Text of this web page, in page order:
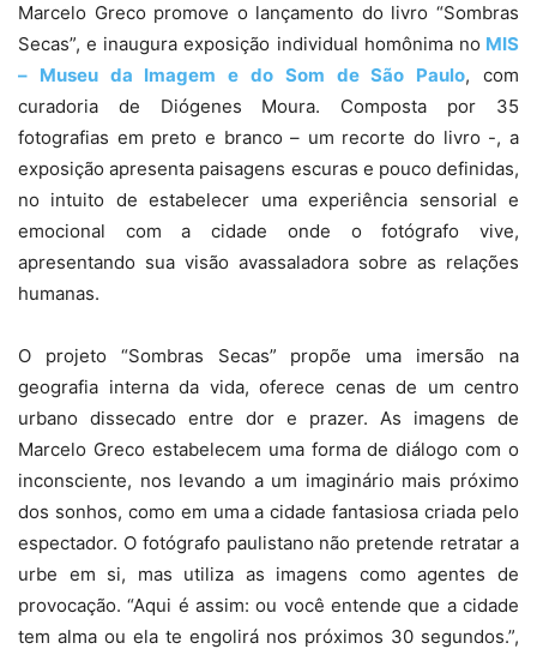
Marcelo Greco promove o lançamento do livro “Sombras
Secas”, e inaugura exposição individual homônima no MIS
– Museu da Imagem e do Som de São Paulo, com
curadoria de Diógenes Moura. Composta por 35
fotografias em preto e branco – um recorte do livro -, a
exposição apresenta paisagens escuras e pouco definidas,
no intuito de estabelecer uma experiência sensorial e
emocional com a cidade onde o fotógrafo vive,
apresentando sua visão avassaladora sobre as relações
humanas.
O projeto “Sombras Secas” propõe uma imersão na
geografia interna da vida, oferece cenas de um centro
urbano dissecado entre dor e prazer. As imagens de
Marcelo Greco estabelecem uma forma de diálogo com o
inconsciente, nos levando a um imaginário mais próximo
dos sonhos, como em uma a cidade fantasiosa criada pelo
espectador. O fotógrafo paulistano não pretende retratar a
urbe em si, mas utiliza as imagens como agentes de
provocação. “Aqui é assim: ou você entende que a cidade
tem alma ou ela te engolirá nos próximos 30 segundos.”,